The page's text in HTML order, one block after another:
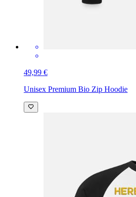
49,99 €
Unisex Premium Bio Zip Hoodie